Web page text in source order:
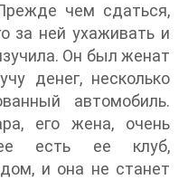
чем сдаться,
за ней ухаживать и
Он был женат
денег, несколько
автомобиль.
его жена, очень
есть ее клуб,
и она не станет